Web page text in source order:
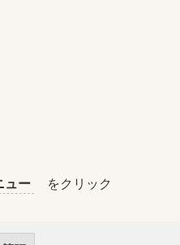
ュー をクリック